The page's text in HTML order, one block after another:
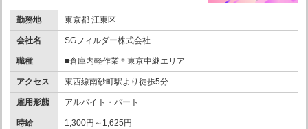
勤務地 東京都 江東区
会社名 SGフィルダー株式会社
職種 ■倉庫内軽作業＊東京中継エリア
アクセス 東西線南砂町駅より徒歩5分
雇用形態 アルバイト・パート
時給 1,300円～1,625円